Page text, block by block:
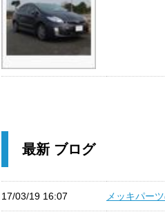
最新 ブログ
17/03/19 16:07 メッキパー